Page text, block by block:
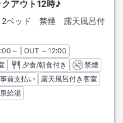
アウト12時♪
ベッド 禁煙 露天風呂付
ックイン
～ | OUT チェックアウト
～12:00
夕食/朝食付き
禁煙
前支払い
露天風呂付き客室
給湯